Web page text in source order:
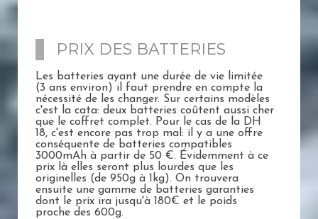
PRIX DES BATTERIES
Les batteries ayant une durée de vie limitée
(3 ans environ) il faut prendre en compte la
nécessité de les changer. Sur certains modèles
c'est la cata: deux batteries coûtent aussi cher
que le coffret complet. Pour le cas de la DH
18, c'est encore pas trop mal: il y a une offre
conséquente de batteries compatibles
3000mAh à partir de 50 €. Évidemment à ce
prix là elles seront plus lourdes que les
originelles (de 950g à 1kg). On trouvera
ensuite une gamme de batteries garanties
dont le prix ira jusqu'à 180€ et le poids
proche des 600g.